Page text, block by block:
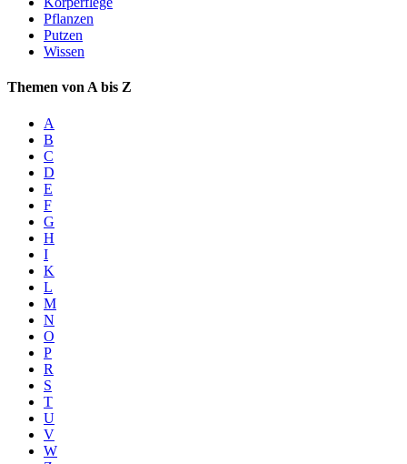
Pflanzen
Putzen
Wissen
Themen von A bis Z
A
B
C
D
E
F
G
H
I
K
L
M
N
O
P
R
S
T
U
V
W